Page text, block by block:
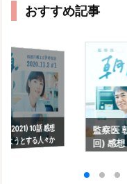
おすすめ記事
(2021) 10話 感想
ようとする人々か
監察医
回) 感